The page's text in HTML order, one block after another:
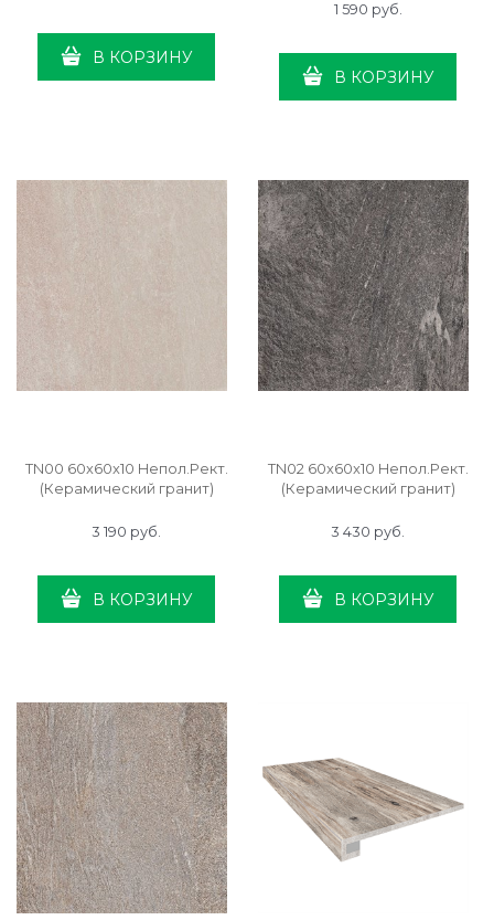
В КОРЗИНУ
1 590 руб.
В КОРЗИНУ
TN00 60x60x10 Непол.Рект.
(Керамический гранит)
3 190 руб.
В КОРЗИНУ
TN02 60x60x10 Непол.Рект.
(Керамический гранит)
3 430 руб.
В КОРЗИНУ